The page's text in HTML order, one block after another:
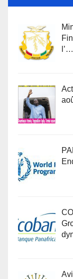
l’…